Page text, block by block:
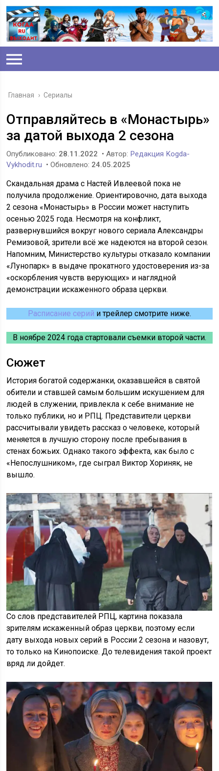
Главная › Сериалы
Отправляйтесь в «Монастырь»
за датой выхода 2 сезона
Опубликовано: 28.11.2022 • Автор: Редакция Kogda-
Vykhodit.ru • Обновлено: 24.05.2025
Скандальная драма с Настей Ивлеевой пока не
получила продолжение. Ориентировочно, дата выхода
2 сезона «Монастырь» в России может наступить
осенью 2025 года. Несмотря на конфликт,
развернувшийся вокруг нового сериала Александры
Ремизовой, зрители всё же надеются на второй сезон.
Напомним, Министерство культуры отказало компании
«Лунопарк» в выдаче прокатного удостоверения из-за
«оскорбления чувств верующих» и наглядной
демонстрации искаженного образа церкви.
Расписание серий и трейлер смотрите ниже.
В ноябре 2024 года стартовали съемки второй части.
Сюжет
История богатой содержанки, оказавшейся в святой
обители и ставшей самым большим искушением для
людей в служении, привлекла к себе внимание не
только публики, но и РПЦ. Представители церкви
рассчитывали увидеть рассказ о человеке, который
меняется в лучшую сторону после пребывания в
стенах божьих. Однако такого эффекта, как было с
«Непослушником», где сыграл Виктор Хориняк, не
вышло.
Со слов представителей РПЦ, картина показала
зрителям искаженный образ церкви, поэтому если
дату выхода новых серий в России 2 сезона и назовут,
то только на Кинопоиске. До телевидения такой проект
вряд ли дойдет.